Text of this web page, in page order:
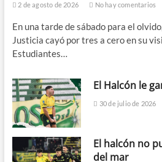
2 de agosto de 2026 No hay comentarios
En una tarde de sábado para el
Justicia cayó por tres a cero en su
Estudiantes…
El Halcón le
30 de julio de 2026
El halcón no
del mar